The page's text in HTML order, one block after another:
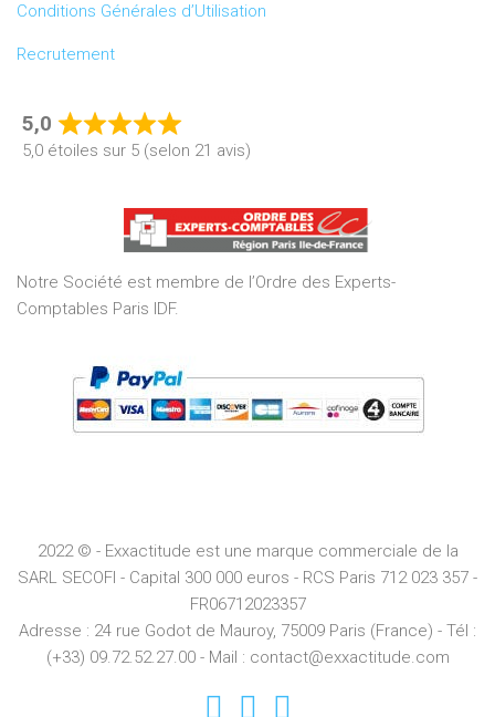
Conditions Générales d’Utilisation
Recrutement
5,0
Rated
5,0
of
5
5,0 étoiles sur 5 (selon 21 avis)
Notre Société est membre de l’Ordre des Experts-
Comptables Paris IDF.
2022 © - Exxactitude est une marque commerciale de la
SARL SECOFI - Capital 300 000 euros - RCS Paris 712 023 357 -
FR06712023357
Adresse : 24 rue Godot de Mauroy, 75009 Paris (France) - Tél :
(+33) 09.72.52.27.00 - Mail : contact@exxactitude.com